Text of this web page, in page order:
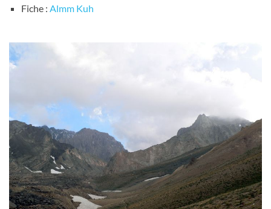
Fiche : Almm Kuh